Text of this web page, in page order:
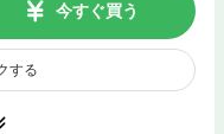
今すぐ買う
する